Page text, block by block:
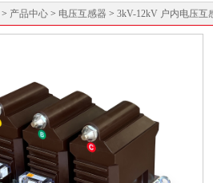
> 产品中心 > 电压互感器 > 3kV-12kV 户内电压互